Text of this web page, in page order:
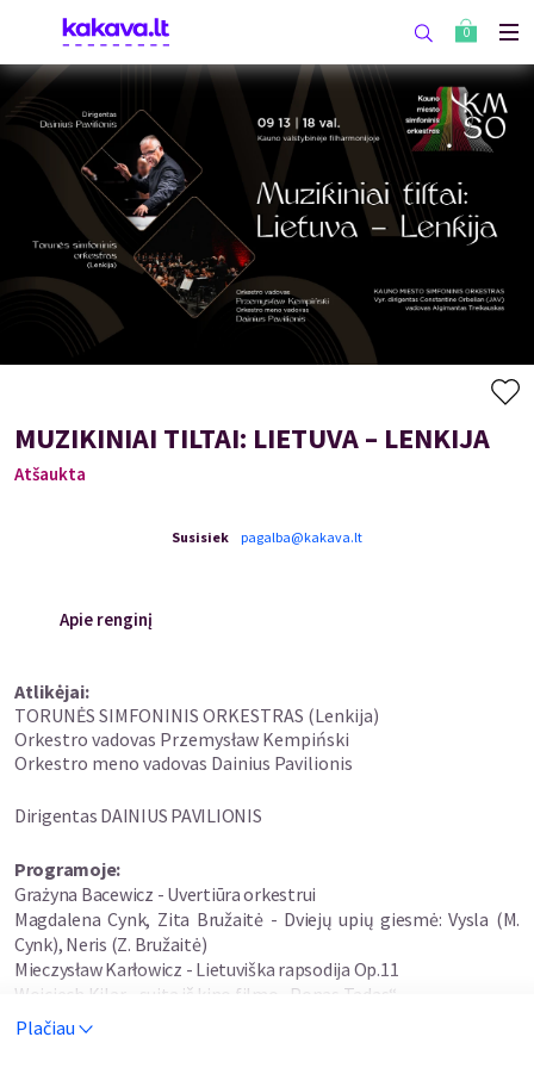
0
MUZIKINIAI TILTAI: LIETUVA – LENKIJA
Atšaukta
Susisiek pagalba@kakava.lt
Apie renginį
Atlikėjai:
TORUNĖS SIMFONINIS ORKESTRAS (Lenkija)
Orkestro vadovas Przemysław Kempiński
Orkestro meno vadovas Dainius Pavilionis
Dirigentas DAINIUS PAVILIONIS
Programoje:
Grażyna Bacewicz - Uvertiūra orkestrui
Magdalena Cynk, Zita Bružaitė - Dviejų upių giesmė: Vysla (M.
Cynk), Neris (Z. Bružaitė)
Mieczysław Karłowicz - Lietuviška rapsodija Op.11
Wojciech Kilar - suita iš kino filmo „Ponas Tadas“
Stanisław Moniuszko - mazurka iš operos „Halka“
Plačiau